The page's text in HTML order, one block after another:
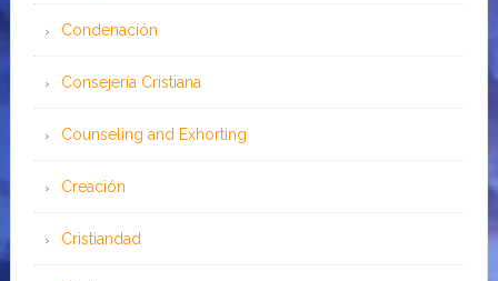
Condenación
Consejería Cristiana
Counseling and Exhorting
Creación
Cristiandad